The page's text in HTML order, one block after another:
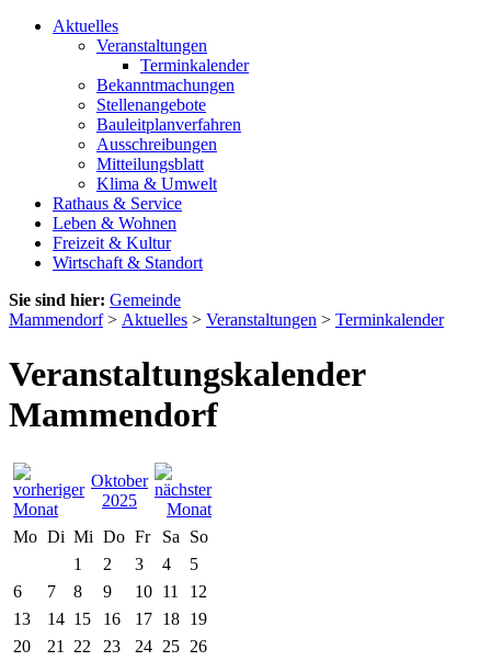
Aktuelles
Veranstaltungen
Terminkalender
Bekanntmachungen
Stellenangebote
Bauleitplanverfahren
Ausschreibungen
Mitteilungsblatt
Klima & Umwelt
Rathaus & Service
Leben & Wohnen
Freizeit & Kultur
Wirtschaft & Standort
Sie sind hier: Gemeinde
Mammendorf> Aktuelles > Veranstaltungen > Terminkalender
Veranstaltungskalender
Mammendorf
Oktober
2025
Mo Di Mi Do Fr Sa
So
1
2 3 4
5
6
7 8 9 10 11
12
13
14 15 16 17 18 19
20
21 22 23 24 25 26